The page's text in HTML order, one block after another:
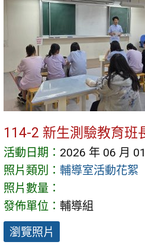
114-2 新生測驗教育班
活動日期： 2026 年 06 月
照片類別： 輔導室活動花絮
照片數量：
發佈單位： 輔導組
瀏覽照片